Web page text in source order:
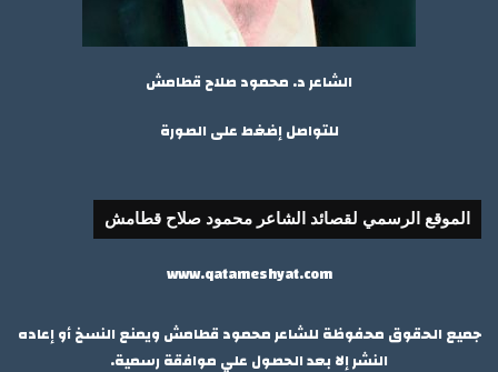
الشاعر د. محمود صلاح قطامش
للتواصل إضغط على الصورة
الموقع الرسمي لقصائد الشاعر محمود صلاح قطامش
www.qatameshyat.com
جميع الحقوق محفوظة للشاعر محمود قطامش ويمنع النسخ أو إعاده
النشر إلا بعد الحصول علي موافقة رسمية.